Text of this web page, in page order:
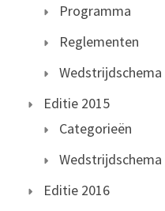
Programma
Reglementen
Editie 2015
Categorieën
Editie 2016